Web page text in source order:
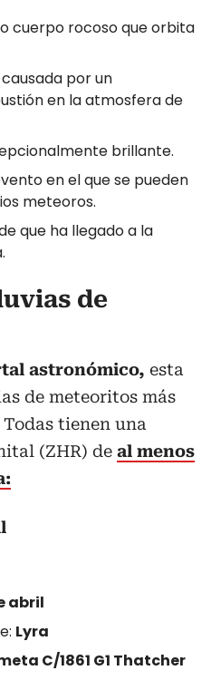
cuerpo rocoso que orbita
por un
en la atmosfera de
brillante.
en el que se pueden
meteoros.
que ha llegado a la
de
astronómico, esta
de meteoritos más
tienen una
(ZHR) de al menos
abril
Lyra
C/1861 G1 Thatcher